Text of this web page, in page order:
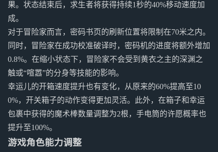
果。状态结束后，求生者将获得持续1秒的40%移动速度加
成。
对于冒险家而言，密码书页的刷新位置将限制在70米之内。
同时，冒险家在成功校准破译时，密码机的进度将额外增加
0.8%。在缩小状态下，冒险家不会受到黄衣之主的深渊之
触或“喧嚣”的分身等技能的影响。
幸运儿的开箱速度提升也有变化，从原来的60%提高至10
0%，开关箱子的动作变得更加灵活。此外，在箱子和幸运
包裹中获得的魔术棒数量调整为2根，手电筒的许愿概率也
提升至100%。
游戏角色能力调整